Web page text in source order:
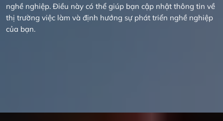
nghề nghiệp. Điều này có thể giúp bạn cập nhật thông tin về
thị trường việc làm và định hướng sự phát triển nghề nghiệp
của bạn.